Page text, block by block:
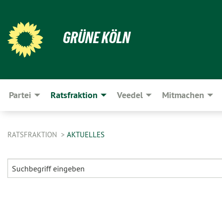
GRÜNE KÖLN
Partei Ratsfraktion Veedel Mitmachen
RATSFRAKTION AKTUELLES